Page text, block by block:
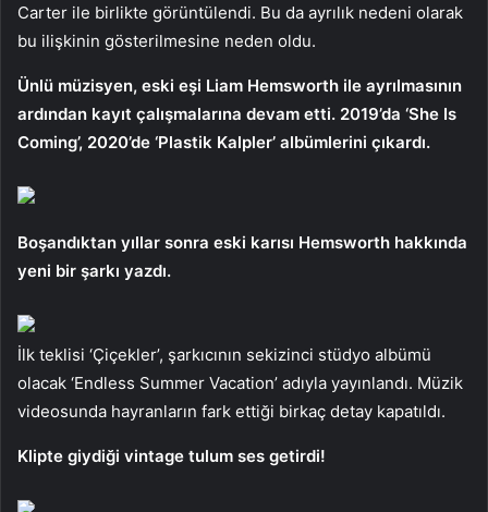
Carter ile birlikte görüntülendi. Bu da ayrılık nedeni olarak
bu ilişkinin gösterilmesine neden oldu.
Ünlü müzisyen, eski eşi Liam Hemsworth ile ayrılmasının
ardından kayıt çalışmalarına devam etti. 2019’da ‘She Is
Coming’, 2020’de ‘Plastik Kalpler’ albümlerini çıkardı.
Boşandıktan yıllar sonra eski karısı Hemsworth hakkında
yeni bir şarkı yazdı.
İlk teklisi ‘Çiçekler’, şarkıcının sekizinci stüdyo albümü
olacak ‘Endless Summer Vacation’ adıyla yayınlandı. Müzik
videosunda hayranların fark ettiği birkaç detay kapatıldı.
Klipte giydiği vintage tulum ses getirdi!